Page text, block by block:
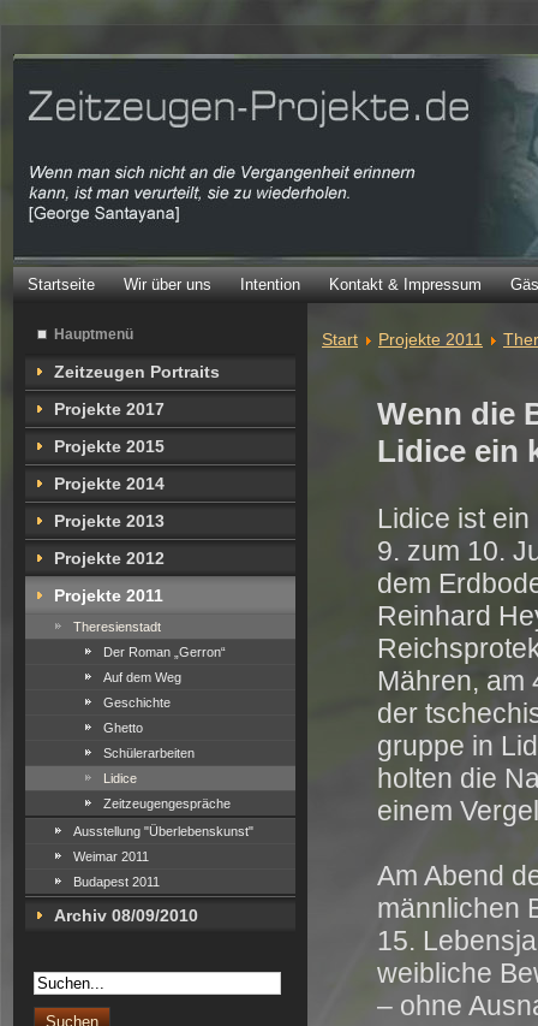
Startseite Wir über uns Intention Kontakt & Impressum
Hauptmenü
Zeitzeugen Portraits
Projekte 2017
Projekte 2015
Projekte 2014
Projekte 2013
Projekte 2012
Projekte 2011
Theresienstadt
Der Roman „Gerron“
Auf dem Weg
Geschichte
Ghetto
Schülerarbeiten
Lidice
Zeitzeugengespräche
Ausstellung "Überlebenskunst"
Weimar 2011
Budapest 2011
Archiv 08/09/2010
Start Projekte 2011
Wenn die
Lidice ein
Lidice ist
9. zum 10.
dem
Reinhard
Mähren, am
der
gruppe in
holten die
einem
Am Abend
männlichen
15.
weibliche
– ohne